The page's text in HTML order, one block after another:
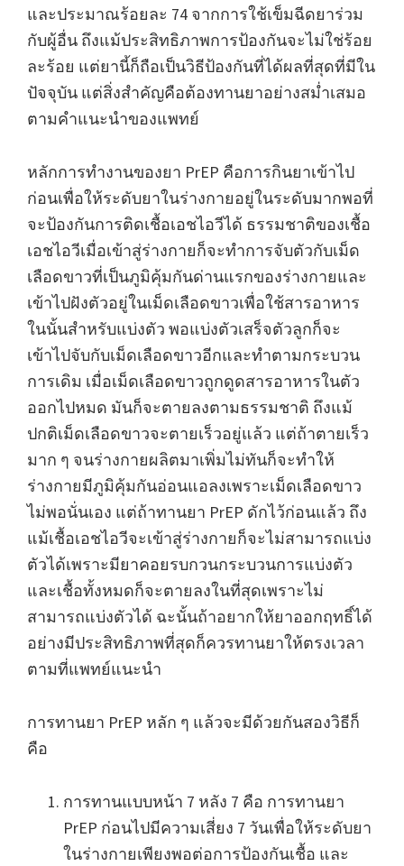
และประมาณร้อยละ 74 จากการใช้เข็มฉีดยาร่วม
กับผู้อื่น ถึงแม้ประสิทธิภาพการป้องกันจะไม่ใช่ร้อย
ละร้อย แต่ยานี้ก็ถือเป็นวิธีป้องกันที่ได้ผลที่สุดที่มีใน
ปัจจุบัน แต่สิ่งสำคัญคือต้องทานยาอย่างสม่ำเสมอ
ตามคำแนะนำของแพทย์
หลักการทำงานของยา PrEP คือการกินยาเข้าไป
ก่อนเพื่อให้ระดับยาในร่างกายอยู่ในระดับมากพอที่
จะป้องกันการติดเชื้อเอชไอวีได้ ธรรมชาติของเชื้อ
เอชไอวีเมื่อเข้าสู่ร่างกายก็จะทำการจับตัวกับเม็ด
เลือดขาวที่เป็นภูมิคุ้มกันด่านแรกของร่างกายและ
เข้าไปฝังตัวอยู่ในเม็ดเลือดขาวเพื่อใช้สารอาหาร
ในนั้นสำหรับแบ่งตัว พอแบ่งตัวเสร็จตัวลูกก็จะ
เข้าไปจับกับเม็ดเลือดขาวอีกและทำตามกระบวน
การเดิม เมื่อเม็ดเลือดขาวถูกดูดสารอาหารในตัว
ออกไปหมด มันก็จะตายลงตามธรรมชาติ ถึงแม้
ปกติเม็ดเลือดขาวจะตายเร็วอยู่แล้ว แต่ถ้าตายเร็ว
มาก ๆ จนร่างกายผลิตมาเพิ่มไม่ทันก็จะทำให้
ร่างกายมีภูมิคุ้มกันอ่อนแอลงเพราะเม็ดเลือดขาว
ไม่พอนั่นเอง แต่ถ้าทานยา PrEP ดักไว้ก่อนแล้ว ถึง
แม้เชื้อเอชไอวีจะเข้าสู่ร่างกายก็จะไม่สามารถแบ่ง
ตัวได้เพราะมียาคอยรบกวนกระบวนการแบ่งตัว
และเชื้อทั้งหมดก็จะตายลงในที่สุดเพราะไม่
สามารถแบ่งตัวได้ ฉะนั้นถ้าอยากให้ยาออกฤทธิ์ได้
อย่างมีประสิทธิภาพที่สุดก็ควรทานยาให้ตรงเวลา
ตามที่แพทย์แนะนำ
การทานยา PrEP หลัก ๆ แล้วจะมีด้วยกันสองวิธีก็
คือ
การทานแบบหน้า 7 หลัง 7 คือ การทานยา
PrEP ก่อนไปมีความเสี่ยง 7 วันเพื่อให้ระดับยา
ในร่างกายเพียงพอต่อการป้องกันเชื้อ และ